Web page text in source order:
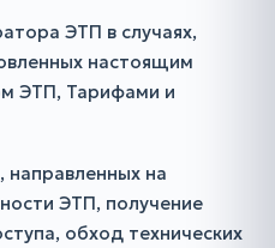
ЭТП в случаях,
настоящим
ЭТП, Тарифами и
на
ЭТП, получение
обход технических